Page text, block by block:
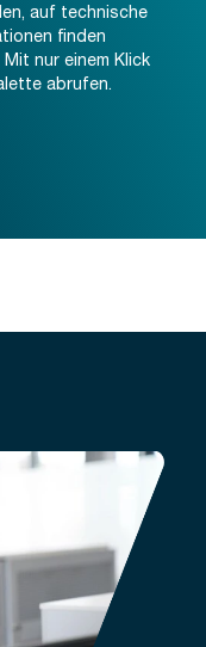
auf technische
finden
nur einem Klick
abrufen.